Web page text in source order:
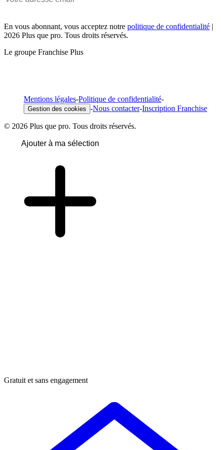
En vous abonnant, vous acceptez notre politique de confidentialité |
2026 Plus que pro. Tous droits réservés.
Le groupe Franchise Plus
Mentions légales-Politique de confidentialité-
Gestion des cookies -Nous contacter-Inscription Franchise
© 2026 Plus que pro. Tous droits réservés.
Ajouter à ma sélection
Gratuit et sans engagement